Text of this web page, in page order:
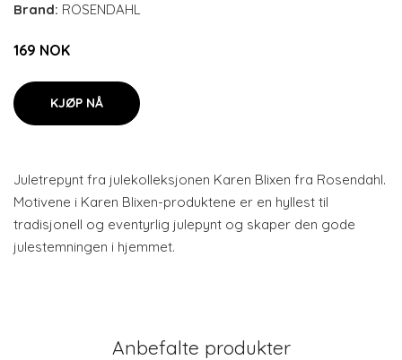
Brand: ROSENDAHL
169 NOK
KJØP NÅ
Juletrepynt fra julekolleksjonen Karen Blixen fra Rosendahl.
Motivene i Karen Blixen-produktene er en hyllest til
tradisjonell og eventyrlig julepynt og skaper den gode
julestemningen i hjemmet.
Anbefalte produkter